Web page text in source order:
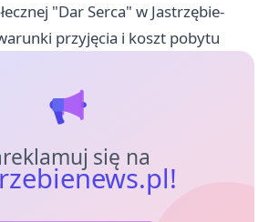
"Dar Serca" w Jastrzębie-
przyjęcia i koszt pobytu
się na